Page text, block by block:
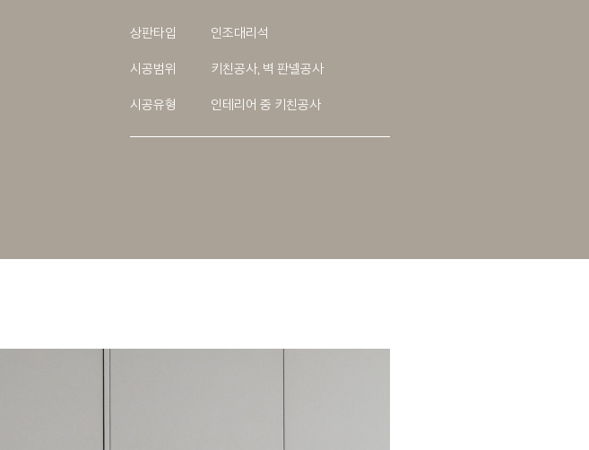
상판타입 인조대리석
시공범위 키친공사, 벽 판넬공사
시공유형 인테리어 중 키친공사